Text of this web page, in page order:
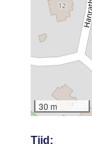
30 m
Tijd: